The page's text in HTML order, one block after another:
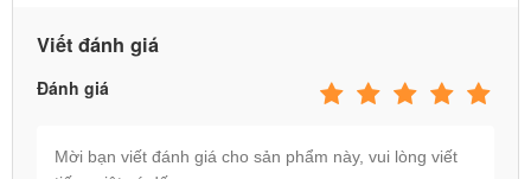
Viết đánh giá
Đánh giá